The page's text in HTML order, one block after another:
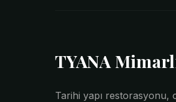
TYANA
Tarihi yapı restorasyonu,